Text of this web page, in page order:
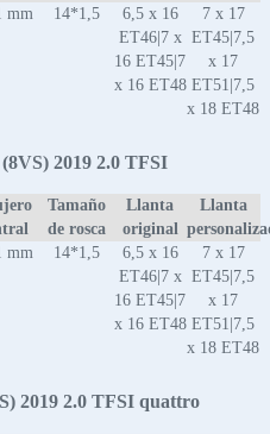
mm 14*1,5
6,5 x 16
ET46|7 x
16 ET45|7
x 16 ET48
7 x 17
ET45|7,5
x 17
ET51|7,5
x 18 ET48
2019 2.0 TFSI
Tamaño
de rosca
Llanta
original
Llanta
mm 14*1,5
6,5 x 16
ET46|7 x
16 ET45|7
x 16 ET48
7 x 17
ET45|7,5
x 17
ET51|7,5
x 18 ET48
2019 2.0 TFSI quattro